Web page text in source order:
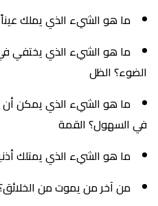
ما هو الشيء الذي يملك عيناً
ما هو الشيء الذي يختفي
الضوء؟ الظل
ما هو الشيء الذي يمكن أن
في السهول؟ القمة
ما هو الشيء الذي يمتلك
من آخر من يموت من